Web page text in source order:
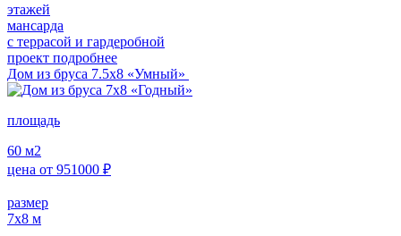
этажей
мансарда
с террасой и гардеробной
проект подробнее
Дом из бруса 7.5х8 «Умный»
площадь
60 м2
цена от 951000 ₽
размер
7х8 м